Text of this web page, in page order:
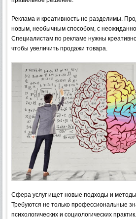
Реклама и креативность не разделимы.
новым, необычным способом, с
Специалистам по рекламе нужны
чтобы увеличить продажи товара.
Сфера услуг ищет новые подходы и
Требуются не только профессиональные
психологических и социологических практик.